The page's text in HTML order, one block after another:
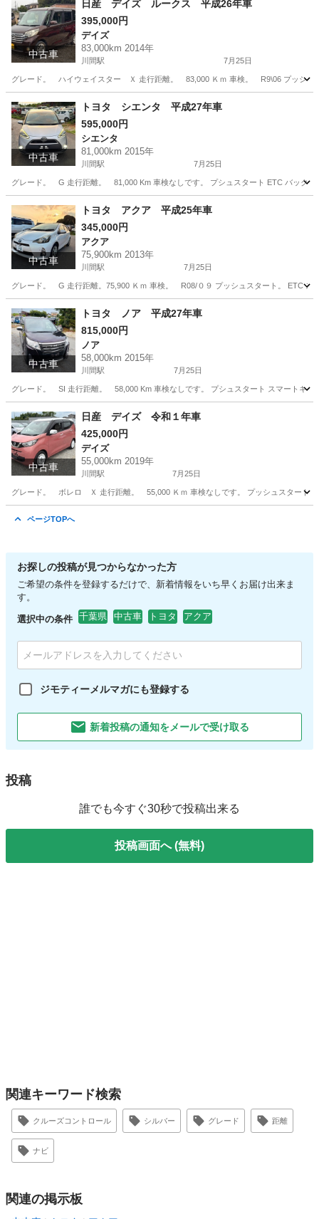
中古車
日産 デイズ ルークス 平成26年車
395,000円
デイズ
83,000km 2014年
川間駅 7月25日
グレード。 ハイウェイスター Ｘ 走行距離。 83,000 Ｋｍ 車検。 R9\06 プッシ
千葉 野田市 川間駅 デイズ ルークス
中古車
トヨタ シエンタ 平成27年車
595,000円
シエンタ
81,000km 2015年
川間駅 7月25日
グレード。 G 走行距離。 81,000 Km 車検なしです。 プシュスタート ETC バック
千葉 野田市 川間駅 シエンタ 走行距離
中古車
トヨタ アクア 平成25年車
345,000円
アクア
75,900km 2013年
川間駅 7月25日
グレード。 G 走行距離。75,900 Ｋｍ 車検。 R08/０９ プッシュスタート。 ETC ス
千葉 野田市 川間駅 アクア 走行距離
中古車
トヨタ ノア 平成27年車
815,000円
ノア
58,000km 2015年
川間駅 7月25日
グレード。 SI 走行距離。 58,000 Km 車検なしです。 プシュスタート スマー
千葉 野田市 川間駅 ノア 走行距離
中古車
日産 デイズ 令和１年車
425,000円
デイズ
55,000km 2019年
川間駅 7月25日
グレード。 ボレロ Ｘ 走行距離。 55,000 Ｋｍ 車検なしです。 プッシュスター
ページTOPへ
お探しの投稿が見つからなかった方
ご希望の条件を登録するだけで、新着情報をいち早くお届け出来ま
す。
選択中の条件 千葉県 中古車 トヨタ アクア
ジモティーメルマガにも登録する
新着投稿の通知をメールで受け取る
投稿
誰でも今すぐ30秒で投稿出来る
投稿画面へ (無料)
関連キーワード検索
クルーズコントロール シルバー グレード 距離
ナビ
関連の掲示板